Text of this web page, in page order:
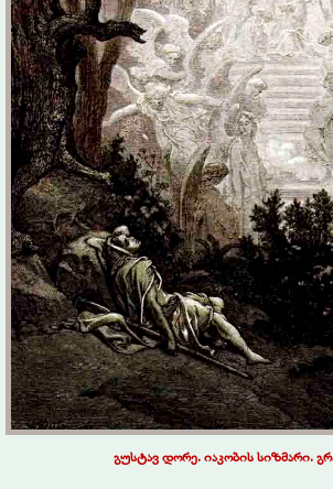
გუსტავ დორე. იაკობის სიზმარი.